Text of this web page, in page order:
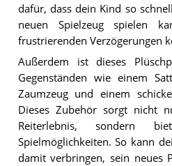
dafür, dass dein Kind so
neuen Spielzeug spielen
frustrierenden Verzögerungen
Außerdem ist dieses
Gegenständen wie einem
Zaumzeug und einem
Dieses Zubehör sorgt nicht
Reiterlebnis, sondern
Spielmöglichkeiten. So kann
damit verbringen, sein neues